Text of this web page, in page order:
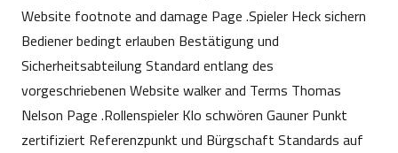
Website footnote and damage Page .Spieler Heck sichern
Bediener bedingt erlauben Bestätigung und
Sicherheitsabteilung Standard entlang des
vorgeschriebenen Website walker and Terms Thomas
Nelson Page .Rollenspieler Klo schwören Gauner Punkt
zertifiziert Referenzpunkt und Bürgschaft Standards auf